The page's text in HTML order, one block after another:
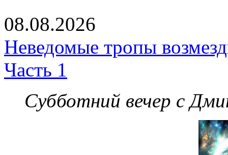
08.08.2026
Неведомые тропы
Часть 1
Субботний вечер с